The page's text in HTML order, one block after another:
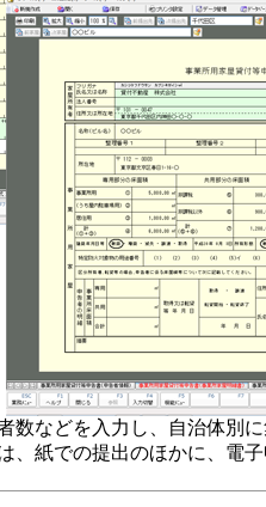
数などを入力し、自治体別
、紙での提出のほかに、電